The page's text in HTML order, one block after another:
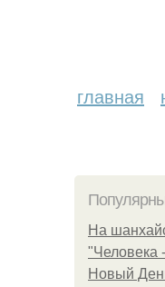
главная
На
"Человека
Новый